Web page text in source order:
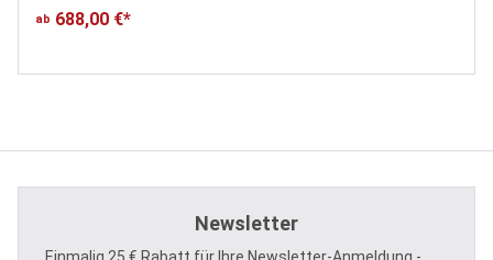
ab 688,00 €*
Newsletter